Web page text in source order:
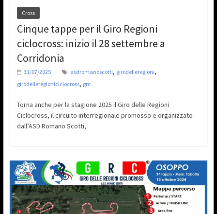
Cross
Cinque tappe per il Giro Regioni
ciclocross: inizio il 28 settembre a
Corridonia
31/07/2025 asdromanoscotti, girodelleregioni,
girodelleregioniciclocross, grc
Torna anche per la stagione 2025 il Giro delle Regioni
Ciclocross, il circuito interregionale promosso e organizzato
dall’ASD Romano Scotti,